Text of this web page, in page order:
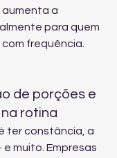
aumenta a
para quem
frequência.
de porções e
rotina
ter constância, a
muito. Empresas